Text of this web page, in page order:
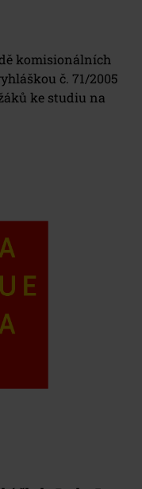
komisionálních
č. 71/2005
ke studiu na